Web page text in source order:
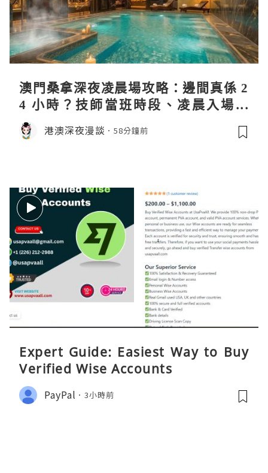
澳門桑拿深夜凌晨場攻略：邊間真係 2
4 小時？技師當班時段、凌晨入場流
程、過夜安排一次過講清
港澳深夜漫談 58分鐘前
Expert Guide: Easiest Way to Buy
Verified Wise Accounts
PayPal 3小時前